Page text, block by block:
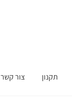
תקנון צור קשר